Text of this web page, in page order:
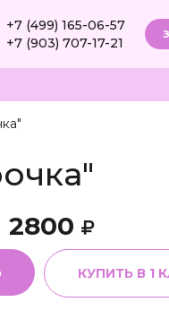
+7 (499) 165-06-57
+7 (903) 707-17-21
2800
КУПИТЬ В 1